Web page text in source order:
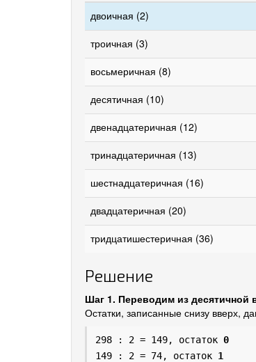
двоичная (2)
троичная (3)
восьмеричная (8)
десятичная (10)
двенадцатеричная (12)
тринадцатеричная (13)
шестнадцатеричная (16)
двадцатеричная (20)
тридцатишестеричная (36)
Решение
Шаг 1. Переводим из десятичной
Остатки, записанные снизу вверх,
298 : 2 = 149, остаток 0
149 : 2 = 74, остаток 1